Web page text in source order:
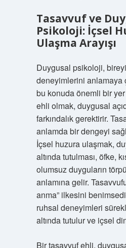
Tasavvuf ve
Psikoloji: İçsel
Ulaşma Arayışı
Duygusal psikoloji,
deneyimlerini anlamaya
bu konuda önemli bir
ehli olmak, duygusal
farkındalık gerektirir.
anlamda bir dengeyi
İçsel huzura ulaşmak,
altında tutulması, öfke,
olumsuz duyguların
anlamına gelir.
anma” ilkesini
ruhsal deneyimleri
altında tutulur ve içsel
Bir tasavvuf ehli,